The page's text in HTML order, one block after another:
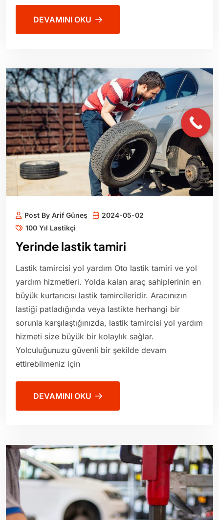
DEVAMINI OKU
Post By Arif Güneş
2024-05-02
100 Yıl Lastikçi
Yerinde lastik tamiri
Lastik tamircisi yol yardım Oto lastik tamiri ve yol
yardım hizmetleri. Yolda kalan araç sahiplerinin en
büyük kurtarıcısı lastik tamircileridir. Aracınızın
lastiği patladığında veya lastikte herhangi bir
sorunla karşılaştığınızda, lastik tamircisi yol yardım
hizmeti size büyük bir kolaylık sağlar.
Yolculuğunuzu güvenli bir şekilde devam
ettirebilmeniz için
DEVAMINI OKU